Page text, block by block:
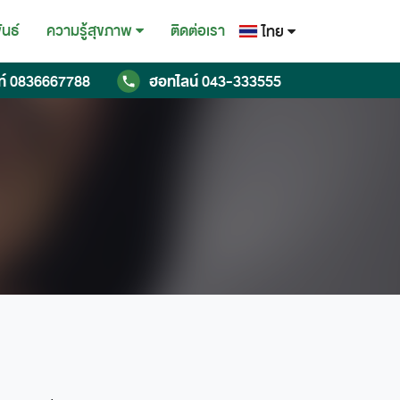
ธ์ ความรู้สุขภาพ ติดต่อเรา ไทย
English
0836667788 ฮอทไลน์043-333555